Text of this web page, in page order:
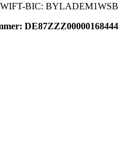
BIC: BYLADEM1WSB
DE87ZZZ00000168444